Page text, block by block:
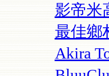
影帝米
最佳鄉
Akira